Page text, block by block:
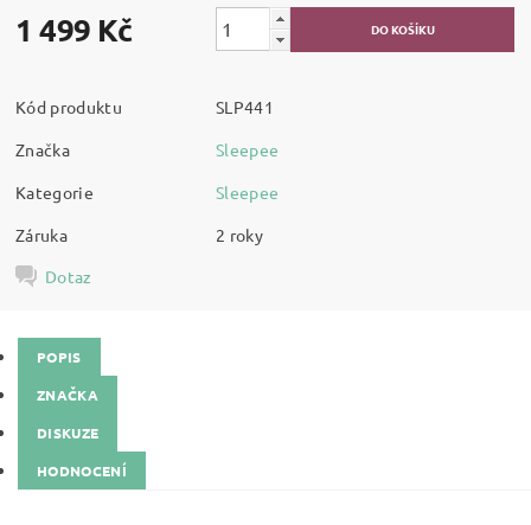
1 499 Kč
Kód produktu
SLP441
Značka
Sleepee
Kategorie
Sleepee
Záruka
2 roky
Dotaz
POPIS
ZNAČKA
DISKUZE
HODNOCENÍ